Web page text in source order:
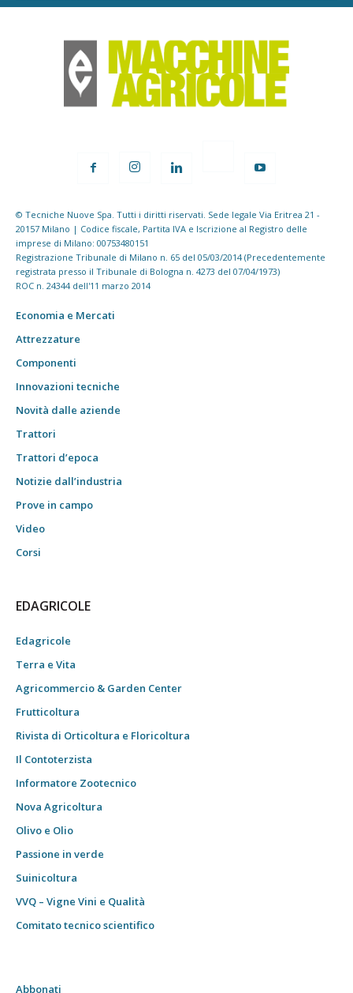
© Tecniche Nuove Spa. Tutti i diritti riservati. Sede legale Via Eritrea 21 -
20157 Milano | Codice fiscale, Partita IVA e Iscrizione al Registro delle
imprese di Milano: 00753480151
Registrazione Tribunale di Milano n. 65 del 05/03/2014 (Precedentemente
registrata presso il Tribunale di Bologna n. 4273 del 07/04/1973)
ROC n. 24344 dell'11 marzo 2014
Economia e Mercati
Attrezzature
Componenti
Innovazioni tecniche
Novità dalle aziende
Trattori
Trattori d’epoca
Notizie dall’industria
Prove in campo
Video
Corsi
EDAGRICOLE
Edagricole
Terra e Vita
Agricommercio & Garden Center
Frutticoltura
Rivista di Orticoltura e Floricoltura
Il Contoterzista
Informatore Zootecnico
Nova Agricoltura
Olivo e Olio
Passione in verde
Suinicoltura
VVQ – Vigne Vini e Qualità
Comitato tecnico scientifico
Abbonati